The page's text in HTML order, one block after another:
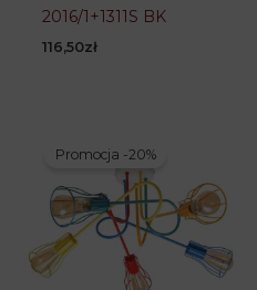
2016/1+1311S BK
116,50zł
Promocja -20%